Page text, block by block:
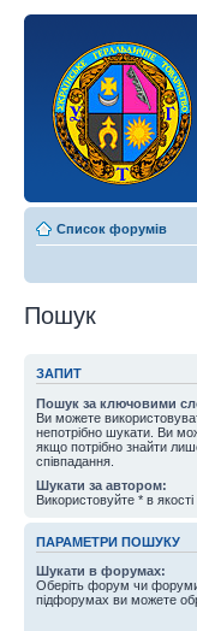
Список форумів
Пошук
ЗАПИТ
Пошук за ключовими
Ви можете
непотрібно шукати. Ви
якщо потрібно знайти
співпадання.
Шукати за автором:
Використовуйте * в
ПАРАМЕТРИ ПОШУКУ
Шукати в форумах:
Оберіть форум чи
підфорумах ви можете